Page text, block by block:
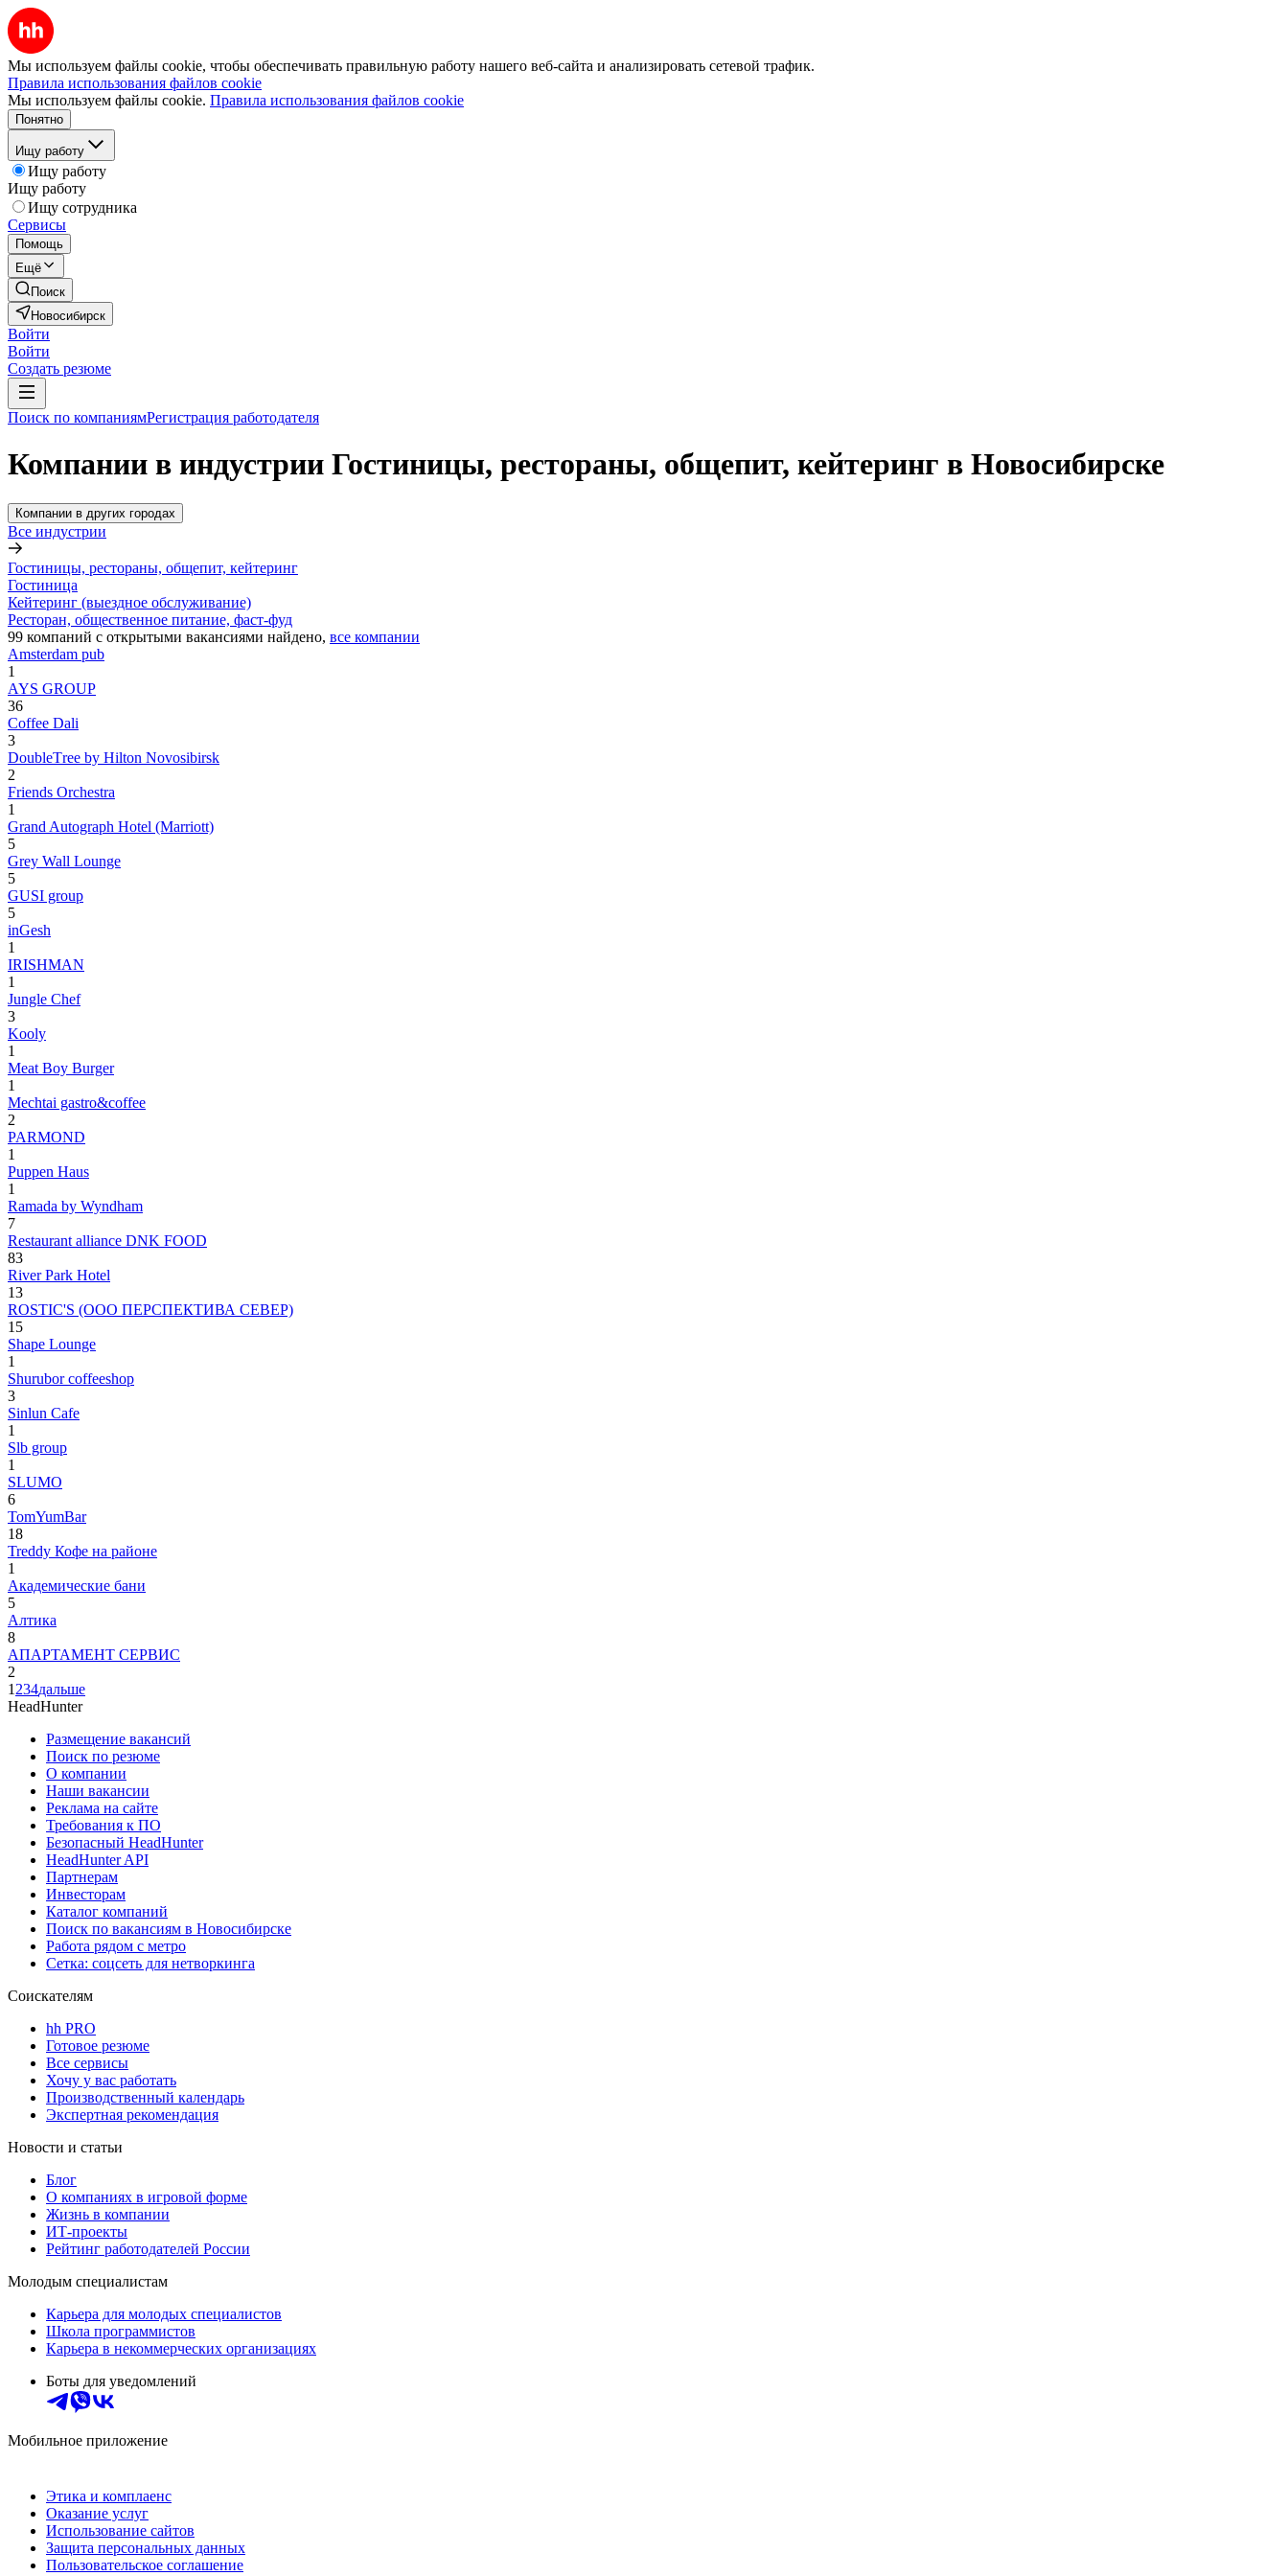
Мы используем файлы cookie, чтобы обеспечивать правильную работу нашего веб-сайта и анализировать сетевой трафик.
Правила использования файлов cookie
Мы используем файлы cookie. Правила использования файлов cookie
Понятно
Ищу работу
Ищу работу
Ищу работу
Ищу сотрудника
Сервисы
Помощь
Ещё
Поиск
Новосибирск
Войти
Войти
Создать резюме
Поиск по компаниямРегистрация работодателя
Компании в индустрии Гостиницы, рестораны, общепит, кейтеринг в Новосибирске
Компании в других городах
Все индустрии
Гостиницы, рестораны, общепит, кейтеринг
Гостиница
Кейтеринг (выездное обслуживание)
Ресторан, общественное питание, фаст-фуд
99 компаний с открытыми вакансиями найдено, все компании
Amsterdam pub
1
AYS GROUP
36
Coffee Dali
3
DoubleТree by Hilton Novosibirsk
2
Friends Orchestra
1
Grand Autograph Hotel (Marriott)
5
Grey Wall Lounge
5
GUSI group
5
inGesh
1
IRISHMAN
1
Jungle Chef
3
Kooly
1
Meat Boy Burger
1
Mechtai gastro&coffee
2
PARMOND
1
Puppen Haus
1
Ramada by Wyndham
7
Restaurant alliance DNK FOOD
83
River Park Hotel
13
ROSTIC'S (ООО ПЕРСПЕКТИВА СЕВЕР)
15
Shape Lounge
1
Shurubor coffeeshop
3
Sinlun Cafe
1
Slb group
1
SLUMO
6
TomYumBar
18
Treddy Кофе на районе
1
Академические бани
5
Алтика
8
АПАРТАМЕНТ СЕРВИС
2
1 234дальше
HeadHunter
Размещение вакансий
Поиск по резюме
О компании
Наши вакансии
Реклама на сайте
Требования к ПО
Безопасный HeadHunter
HeadHunter API
Партнерам
Инвесторам
Каталог компаний
Поиск по вакансиям в Новосибирске
Работа рядом с метро
Сетка: соцсеть для нетворкинга
Соискателям
hh PRO
Готовое резюме
Все сервисы
Хочу у вас работать
Производственный календарь
Экспертная рекомендация
Новости и статьи
Блог
О компаниях в игровой форме
Жизнь в компании
ИТ-проекты
Рейтинг работодателей России
Молодым специалистам
Карьера для молодых специалистов
Школа программистов
Карьера в некоммерческих организациях
Боты для уведомлений
Мобильное приложение
Этика и комплаенс
Оказание услуг
Использование сайтов
Защита персональных данных
Пользовательское соглашение